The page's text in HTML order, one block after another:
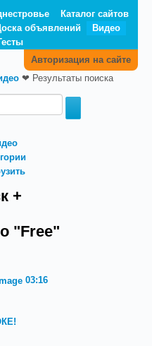
Каталог сайтов
объявлений
Видео
Авторизация на сайте
❤ Результаты поиска
+
"Free"
03:16